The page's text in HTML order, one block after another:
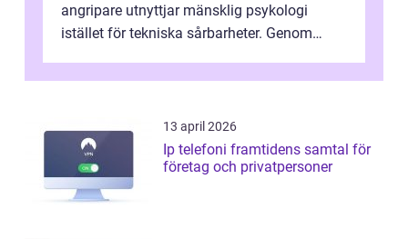
angripare utnyttjar mänsklig psykologi
istället för tekniska sårbarheter. Genom
13 april 2026
Ip telefoni framtidens samtal för
företag och privatpersoner